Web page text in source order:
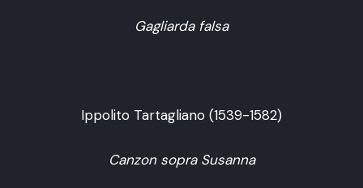
Gagliarda falsa
Ippolito Tartagliano (1539-1582)
Canzon sopra Susanna